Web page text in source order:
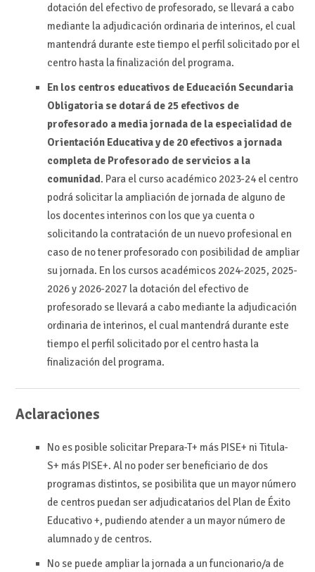
dotación del efectivo de profesorado, se llevará a cabo
mediante la adjudicación ordinaria de interinos, el cual
mantendrá durante este tiempo el perfil solicitado por el
centro hasta la finalización del programa.
En los centros educativos de Educación Secundaria
Obligatoria se dotará de 25 efectivos de
profesorado a media jornada de la especialidad de
Orientación Educativa y de 20 efectivos a jornada
completa de Profesorado de servicios a la
comunidad. Para el curso académico 2023-24 el centro
podrá solicitar la ampliación de jornada de alguno de
los docentes interinos con los que ya cuenta o
solicitando la contratación de un nuevo profesional en
caso de no tener profesorado con posibilidad de ampliar
su jornada. En los cursos académicos 2024-2025, 2025-
2026 y 2026-2027 la dotación del efectivo de
profesorado se llevará a cabo mediante la adjudicación
ordinaria de interinos, el cual mantendrá durante este
tiempo el perfil solicitado por el centro hasta la
finalización del programa.
Aclaraciones
No es posible solicitar Prepara-T+ más PISE+ ni Titula-
S+ más PISE+. Al no poder ser beneficiario de dos
programas distintos, se posibilita que un mayor número
de centros puedan ser adjudicatarios del Plan de Éxito
Educativo +, pudiendo atender a un mayor número de
alumnado y de centros.
No se puede ampliar la jornada a un funcionario/a de